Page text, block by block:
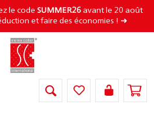
le code SUMMER26 avant le 20 août
et faire des économies ! ➜